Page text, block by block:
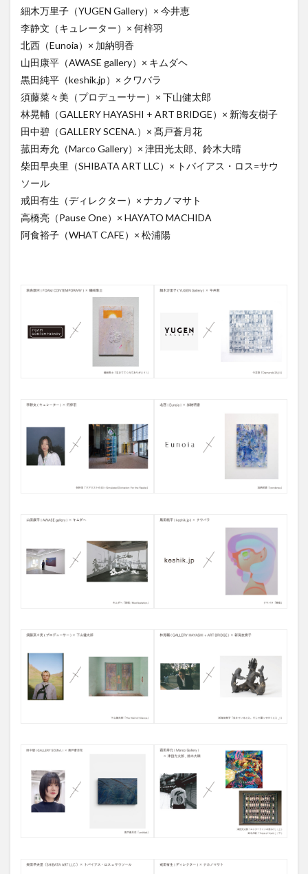
細木万里子（YUGEN Gallery）× 今井恵
李静文（キュレーター）× 何梓羽
北西（Eunoia）× 加納明香
山田康平（AWASE gallery）× キムダヘ
黒田純平（keshik.jp）× クワバラ
須藤菜々美（プロデューサー）× 下山健太郎
林晃輔（GALLERY HAYASHI + ART BRIDGE）× 新海友樹子
田中碧（GALLERY SCENA.）× 髙戸蒼月花
菰田寿允（Marco Gallery）× 津田光太郎、鈴木大晴
柴田早央里（SHIBATA ART LLC）× トバイアス・ロス=サウ
ソール
戒田有生（ディレクター）× ナカノマサト
高橋亮（Pause One）× HAYATO MACHIDA
阿食裕子（WHAT CAFE）× 松浦陽